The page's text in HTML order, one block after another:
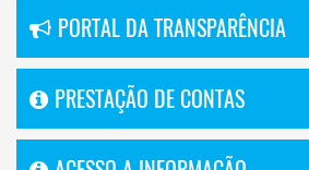
PORTAL DA TRANSPARÊNCIA
PRESTAÇÃO DE CONTAS